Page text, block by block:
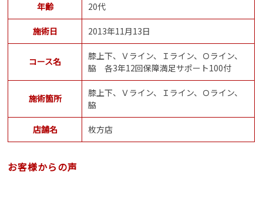
年齢 20代
施術日 2013年11月13日
コース名
膝上下、Ｖライン、Ｉライン、Ｏライン、
脇 各3年12回保障満足サポート100付
施術箇所
膝上下、Ｖライン、Ｉライン、Ｏライン、
脇
店舗名 枚方店
お客様からの声